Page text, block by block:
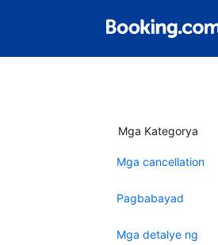
Mga Kategorya
Mga cancellation
Pagbabayad
Mga detalye ng